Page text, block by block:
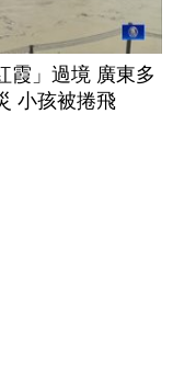
霞」過境 廣東多
小孩被捲飛